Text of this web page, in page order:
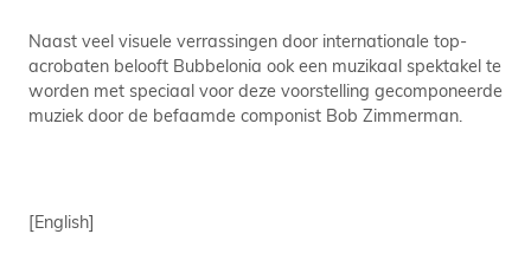
Naast veel visuele verrassingen door internationale top-
acrobaten belooft Bubbelonia ook een muzikaal spektakel te
worden met speciaal voor deze voorstelling gecomponeerde
muziek door de befaamde componist Bob Zimmerman.
[English]